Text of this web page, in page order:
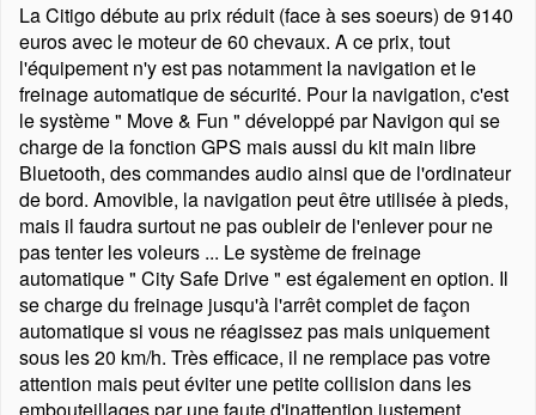
La Citigo débute au prix réduit (face à ses soeurs) de 9140
euros avec le moteur de 60 chevaux. A ce prix, tout
l'équipement n'y est pas notamment la navigation et le
freinage automatique de sécurité. Pour la navigation, c'est
le système
Move & Fun
développé par Navigon qui se
charge de la fonction GPS mais aussi du kit main libre
Bluetooth, des commandes audio ainsi que de l'ordinateur
de bord. Amovible, la navigation peut être utilisée à pieds,
mais il faudra surtout ne pas oubleir de l'enlever pour ne
pas tenter les voleurs ... Le système de freinage
automatique
City Safe Drive
est également en option. Il
se charge du freinage jusqu'à l'arrêt complet de façon
automatique si vous ne réagissez pas mais uniquement
sous les 20 km/h. Très efficace, il ne remplace pas votre
attention mais peut éviter une petite collision dans les